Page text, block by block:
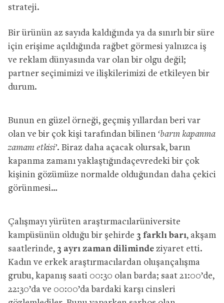
strateji.
Bir ürünün az sayıda kaldığında ya da sınırlı bir süre
için erişime açıldığında rağbet görmesi yalnızca iş
ve reklam dünyasında var olan bir olgu değil;
partner seçimimizi ve ilişkilerimizi de etkileyen bir
durum.
Bunun en güzel örneği, geçmiş yıllardan beri var
olan ve bir çok kişi tarafından bilinen ‘barın kapanma
zamanı etkisi’. Biraz daha açacak olursak, barın
kapanma zamanı yaklaştığındaçevredeki bir çok
kişinin gözümüze normalde olduğundan daha çekici
görünmesi…
Çalışmayı yürüten araştırmacılarüniversite
kampüsünün olduğu bir şehirde 3 farklı barı, akşam
saatlerinde, 3 ayrı zaman diliminde ziyaret etti.
Kadın ve erkek araştırmacılardan oluşançalışma
grubu, kapanış saati 00:30 olan barda; saat 21:00’de,
22:30’da ve 00:00’da bardaki karşı cinsleri